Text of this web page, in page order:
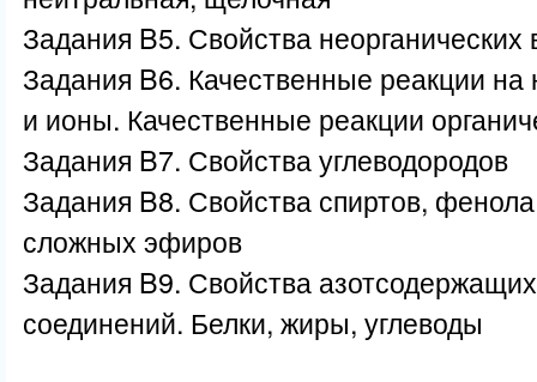
Задания B5. Свойства неорганических
Задания B6. Качественные реакции на
и ионы. Качественные реакции
Задания B7. Свойства углеводородов
Задания B8. Свойства спиртов,
сложных эфиров
Задания B9. Свойства
соединений. Белки, жиры, углеводы